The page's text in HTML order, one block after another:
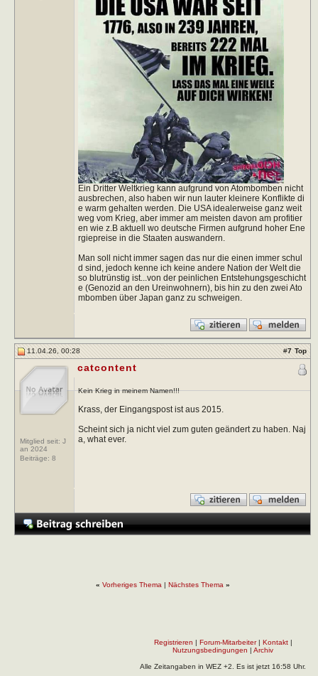
Ein Dritter Weltkrieg kann aufgrund von Atombomben nicht
ausbrechen, also haben wir nun lauter kleinere Konflikte di
e warm gehalten werden. Die USA idealerweise ganz weit
weg vom Krieg, aber immer am meisten davon am profitier
en wie z.B aktuell wo deutsche Firmen aufgrund hoher Ene
rgiepreise in die Staaten auswandern.
Man soll nicht immer sagen das nur die einen immer schul
d sind, jedoch kenne ich keine andere Nation der Welt die
so blutrünstig ist...von der peinlichen Entstehungsgeschicht
e (Genozid an den Ureinwohnern), bis hin zu den zwei Ato
mbomben über Japan ganz zu schweigen.
11.04.26, 00:28 #7 Top
Mitglied seit: J
an 2024
Beiträge: 8
catcontent
Kein Krieg in meinem Namen!!!
Krass, der Eingangspost ist aus 2015.
Scheint sich ja nicht viel zum guten geändert zu haben. Naj
a, what ever.
« Vorheriges Thema | Nächstes Thema »
Registrieren | Forum-Mitarbeiter| Kontakt|
Nutzungsbedingungen | Archiv
Alle Zeitangaben in WEZ +2. Es ist jetzt 16:58 Uhr.